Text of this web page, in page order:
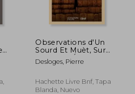
€
5%
dcto.
Observations d'Un
Sourd Et Muèt, Sur
Un Cours Élémentaire
d'Éducation Des
(Éd.1779) (en Francés)
Desloges, Pierre
Hachette Livre Bnf, Tapa
Blanda, Nuevo